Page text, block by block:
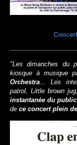
"Les dimanches du
kiosque à musique
Orchestra ... Les
patrol, Little brown
instantanée du public
de ce concert plein